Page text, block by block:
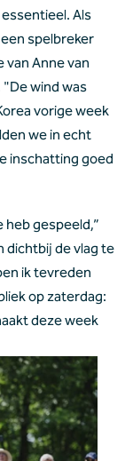
Als
spelbreker
van Anne van
"De wind was
vorige week
we in echt
inschatting goed
heb gespeeld,”
dichtbij de vlag te
ik tevreden
op zaterdag:
deze week